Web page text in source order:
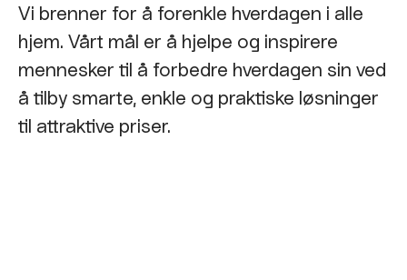
Vi brenner for å forenkle hverdagen i alle
hjem. Vårt mål er å hjelpe og inspirere
mennesker til å forbedre hverdagen sin ved
å tilby smarte, enkle og praktiske løsninger
til attraktive priser.